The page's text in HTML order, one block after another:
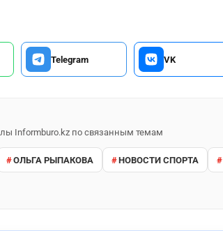
Telegram VK
Informburo.kz по связанным темам
ОЛЬГА РЫПАКОВА НОВОСТИ СПОРТА